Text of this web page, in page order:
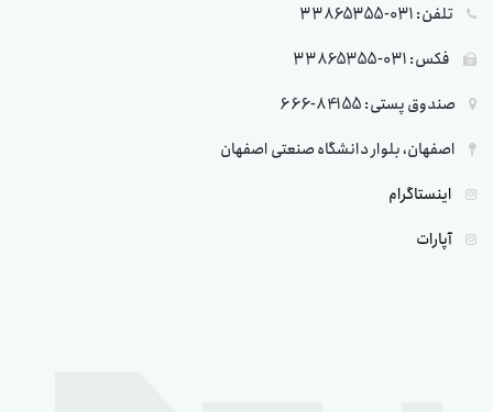
تلفن: 031-33865355
فکس: 031-33865355
صندوق پستی: 84155-666
اصفهان، بلوار دانشگاه صنعتی اصفهان
اینستاگرام
آپارات